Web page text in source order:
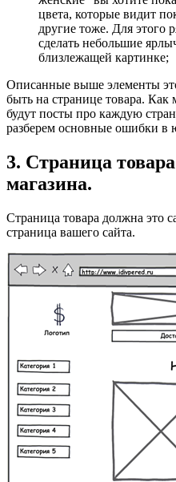
цвета, которые видит
другие тоже. Для этого
сделать небольшие
близлежащей картинке;
Описанные выше элементы
быть на странице товара.
будут посты про каждую
разберем основные ошибки в
3. Страница
магазина.
Страница товара должна это
страница вашего сайта.